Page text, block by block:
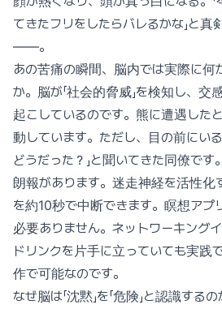
てきたフリをしたらバレるかな」と真
——。
あの苦痛の瞬間、脳内では実際に何
か。脳が「社会的脅威」を検知し、
起こしているのです。熊に遭遇した
動しています。ただし、目の前にい
どうだった？」と聞いてきた同僚です。
朗報があります。迷走神経を活性化
を約10秒で中断できます。瞑想アプ
必要ありません。ネットワーキング
ドリンクを片手に立っていても実践
作で可能なのです。
なぜ脳は「沈黙」を「危険」と認識するの